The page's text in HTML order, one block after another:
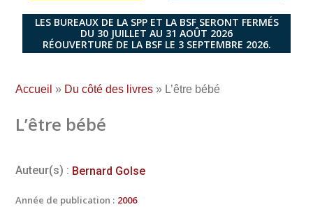
LES BUREAUX DE LA SPP ET LA BSF SERONT FERMÉS
DU 30 JUILLET AU 31 AOÛT 2026
RÉOUVERTURE DE LA BSF LE 3 SEPTEMBRE 2026.
Accueil » Du côté des livres » L’être bébé
L’être bébé
Auteur(s) : Bernard Golse
Année de publication : 2006